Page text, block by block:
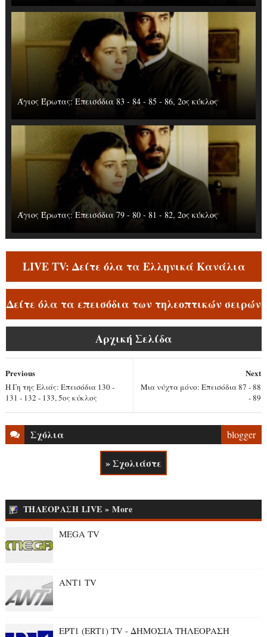
Άγιος Έρωτας: Επεισόδια 83 - 84 - 85 - 86, 2ος κύκλος
Άγιος Έρωτας: Επεισόδια 79 - 80 - 81 - 82, 2ος κύκλος
LIVE TV: Δείτε όλα τα Ελληνικά Κανάλια
Δείτε όλα τα επεισόδια των τηλεοπτικών σειρών
Αρχική Σελίδα
Next
Μια νύχτα μόνο: Επεισόδια 87 - 88
- 89
Previous
Η Γη της Ελιάς: Επεισόδια 130 -
131 - 132 - 133, 5ος κύκλος
Σχόλια blogger
» Σχολιάστε
ΤΗΛΕΟΡΑΣΗ LIVE » More
MEGA TV
ANT1 TV
ΕΡΤ1 (ERT1) TV - ΔΗΜΟΣΙΑ ΤΗΛΕΟΡΑΣΗ